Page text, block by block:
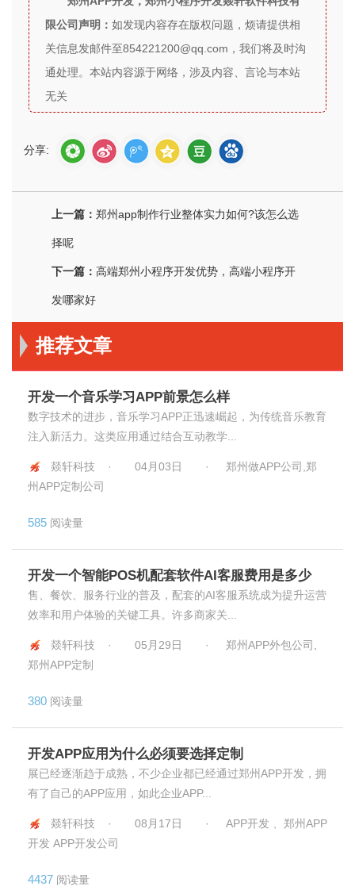
限公司声明： 如发现内容存在版权问题，烦请提供相
关信息发邮件至854221200@qq.com，我们将及时沟
通处理。本站内容源于网络，涉及内容、言论与本站
无关
分享:
上一篇： 郑州app制作行业整体实力如何?该怎么选
择呢
下一篇： 高端郑州小程序开发优势，高端小程序开
发哪家好
推荐文章
开发一个音乐学习APP前景怎么样
数字技术的进步，音乐学习APP正迅速崛起，为传统音乐教育
注入新活力。这类应用通过结合互动教学...
燚轩科技 · 04月03日 ·
郑州做APP公司,郑
州APP定制公司
585 阅读量
开发一个智能POS机配套软件AI客服费用是多少
售、餐饮、服务行业的普及，配套的AI客服系统成为提升运营
效率和用户体验的关键工具。许多商家关...
燚轩科技 · 05月29日 ·
郑州APP外包公司,
郑州APP定制
380 阅读量
开发APP应用为什么必须要选择定制
展已经逐渐趋于成熟，不少企业都已经通过郑州APP开发，拥
有了自己的APP应用，如此企业APP...
燚轩科技 · 08月17日 ·
APP开发 、郑州APP
开发 APP开发公司
4437 阅读量